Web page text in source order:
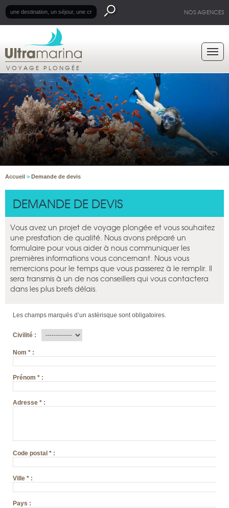
NOS AGENCES
VOYAGE PLONGÉE
Accueil > Demande de devis
DEMANDE DE DEVIS
Vous avez un projet de voyage plongée et vous souhaitez
une prestation de qualité. Nous avons préparé un
formulaire pour vous aider à nous communiquer les
premières informations vous concernant. Nous vous
remercions pour le temps que vous passerez à le remplir. Il
sera transmis à un de nos conseillers qui vous contactera
dans les plus brefs délais.
Les champs marqués d’un astérisque sont obligatoires.
Civilité :
Nom * :
Prénom * :
Adresse * :
Code postal * :
Ville * :
Pays :